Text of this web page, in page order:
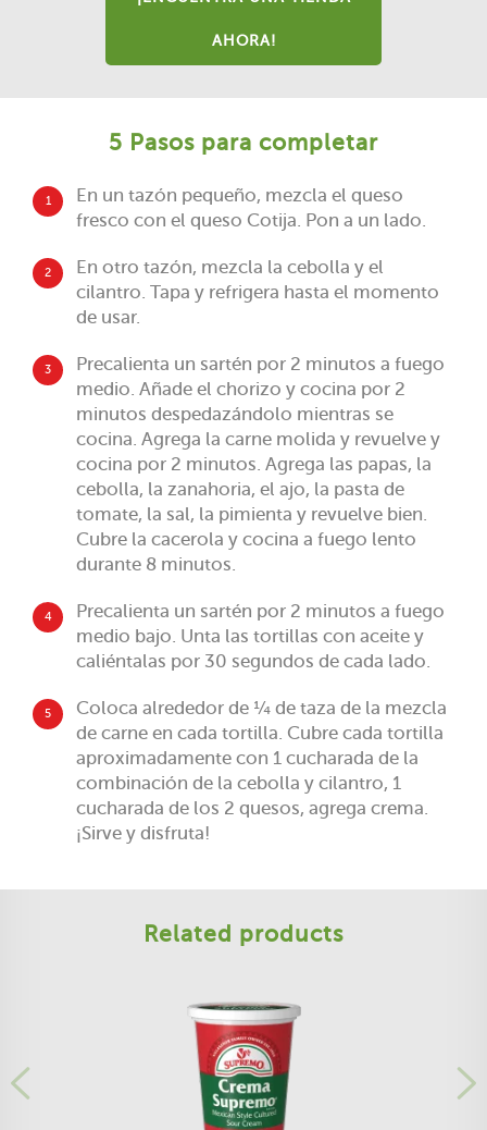
AHORA!
5 Pasos para completar
1
En un tazón pequeño, mezcla el queso
fresco con el queso Cotija. Pon a un lado.
2
En otro tazón, mezcla la cebolla y el
cilantro. Tapa y refrigera hasta el momento
de usar.
3
Precalienta un sartén por 2 minutos a fuego
medio. Añade el chorizo y cocina por 2
minutos despedazándolo mientras se
cocina. Agrega la carne molida y revuelve y
cocina por 2 minutos. Agrega las papas, la
cebolla, la zanahoria, el ajo, la pasta de
tomate, la sal, la pimienta y revuelve bien.
Cubre la cacerola y cocina a fuego lento
durante 8 minutos.
4
Precalienta un sartén por 2 minutos a fuego
medio bajo. Unta las tortillas con aceite y
caliéntalas por 30 segundos de cada lado.
5
Coloca alrededor de ¼ de taza de la mezcla
de carne en cada tortilla. Cubre cada tortilla
aproximadamente con 1 cucharada de la
combinación de la cebolla y cilantro, 1
cucharada de los 2 quesos, agrega crema.
¡Sirve y disfruta!
Related products